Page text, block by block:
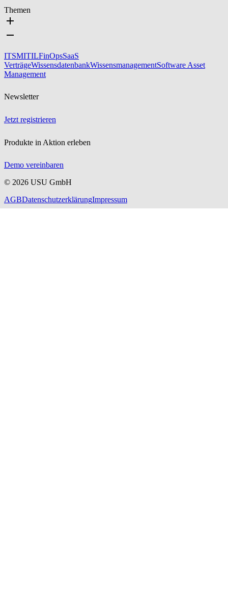
Themen
ITSMITILFinOpsSaaS
VerträgeWissensdatenbankWissensmanagementSoftware Asset
Management
Newsletter
Jetzt registrieren
Produkte in Aktion erleben
Demo vereinbaren
© 2026 USU GmbH
AGBDatenschutzerklärungImpressum